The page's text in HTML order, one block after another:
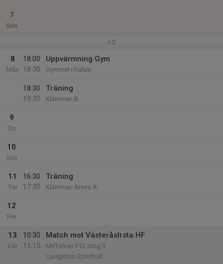
7
Sön
v.2
8
Mån
18:00
18:30
Uppvärmning Gym
Gymmet i hallen
18:30
19:30
Träning
Klämman B
9
Tis
10
Ons
11
Tor
16:30
17:30
Träning
Klämman Arena A
12
Fre
13
Lör
10:30
11:15
Match mot VästeråsIrsta HF
MitTolvan P12 omg 3
Ljungsbro Sporthall